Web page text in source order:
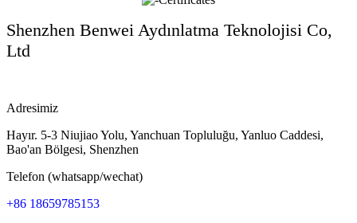
Shenzhen Benwei Aydınlatma Teknolojisi Co,
Ltd
Adresimiz
Hayır. 5-3 Niujiao Yolu, Yanchuan Topluluğu, Yanluo Caddesi,
Bao'an Bölgesi, Shenzhen
Telefon (whatsapp/wechat)
+86 18659785153